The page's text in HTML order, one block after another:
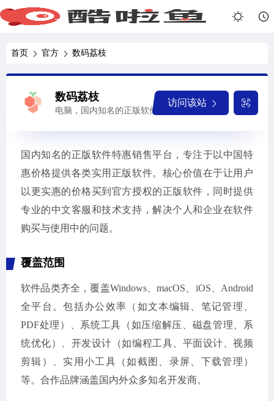
首页 官方 数码荔枝
数码荔枝
电脑，国内知名的正版软件特惠销售平台
访问该站
国内知名的正版软件特惠销售平台，专注于以中国特
惠价格提供各类实用正版软件。核心价值在于让用户
以更实惠的价格买到官方授权的正版软件，同时提供
专业的中文客服和技术支持，解决个人和企业在软件
购买与使用中的问题。
覆盖范围
软件品类齐全，覆盖Windows、macOS、iOS、Android
全平台。包括办公效率（如文本编辑、笔记管理、
PDF处理）、系统工具（如压缩解压、磁盘管理、系
统优化）、开发设计（如编程工具、平面设计、视频
剪辑）、实用小工具（如截图、录屏、下载管理）
等。合作品牌涵盖国内外众多知名开发商。